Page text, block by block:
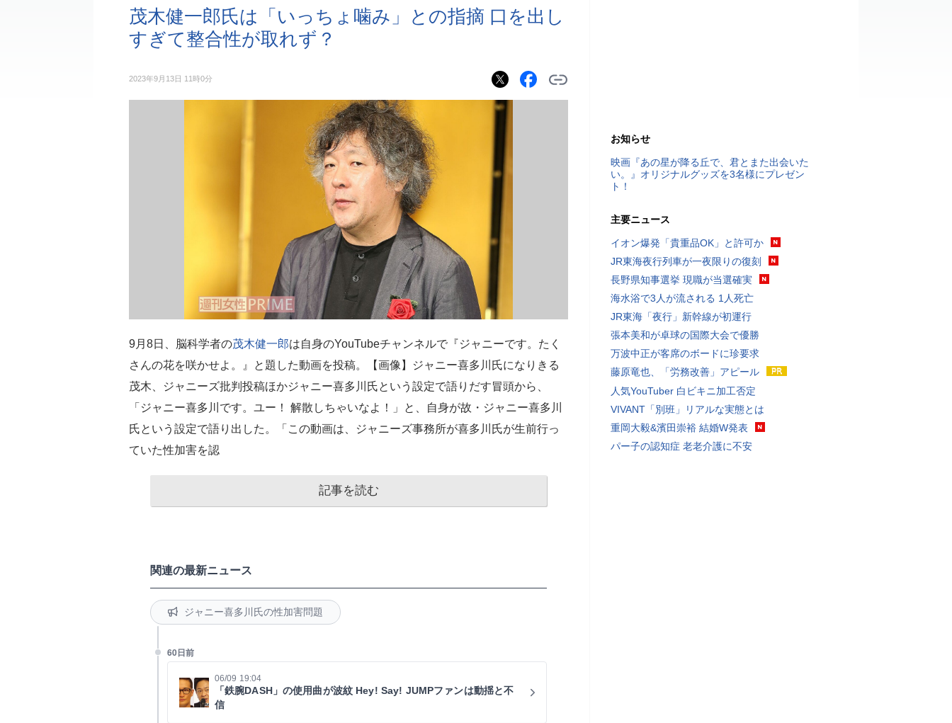
茂木健一郎氏は「いっちょ噛み」との指摘 口を出し
すぎて整合性が取れず？
2023年9月13日 11時0分
9月8日、脳科学者の茂木健一郎は自身のYouTubeチャンネルで『ジャニーです。たく
さんの花を咲かせよ。』と題した動画を投稿。【画像】ジャニー喜多川氏になりきる
茂木、ジャニーズ批判投稿ほかジャニー喜多川氏という設定で語りだす冒頭から、
「ジャニー喜多川です。ユー！ 解散しちゃいなよ！」と、自身が故・ジャニー喜多川
氏という設定で語り出した。「この動画は、ジャニーズ事務所が喜多川氏が生前行っ
ていた性加害を認
記事を読む
関連の最新ニュース
ジャニー喜多川氏の性加害問題
60日前
06/09 19:04
「鉄腕DASH」の使用曲が波紋 Hey! Say! JUMPファンは動揺と不
信
お知らせ
映画『あの星が降る丘で、君とまた出会いた
い。』オリジナルグッズを3名様にプレゼン
ト！
主要ニュース
イオン爆発「貴重品OK」と許可か
JR東海夜行列車が一夜限りの復刻
長野県知事選挙 現職が当選確実
海水浴で3人が流される 1人死亡
JR東海「夜行」新幹線が初運行
張本美和が卓球の国際大会で優勝
万波中正が客席のボードに珍要求
藤原竜也、「労務改善」アピール
人気YouTuber 白ビキニ加工否定
VIVANT「別班」リアルな実態とは
重岡大毅&濱田崇裕 結婚W発表
パー子の認知症 老老介護に不安